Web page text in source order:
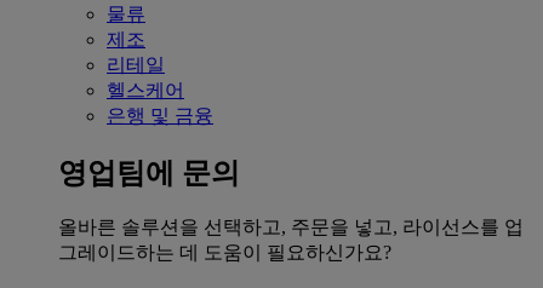
물류
제조
리테일
헬스케어
은행 및 금융
영업팀에 문의
올바른 솔루션을 선택하고, 주문을 넣고, 라이선스를 업
그레이드하는 데 도움이 필요하신가요?